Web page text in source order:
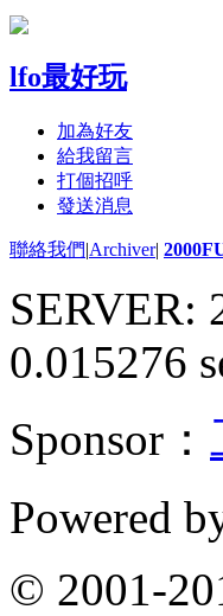
lfo最好玩
加為好友
給我留言
打個招呼
發送消息
聯絡我們|Archiver|
SERVER:
0.015276
Sponsor：
Powered
© 2001-